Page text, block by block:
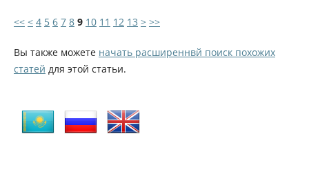
<< < 4 5 6 7 8 9 10 11 12 13 > >>
Вы также можете начать расширеннвй поиск похожих
статей для этой статьи.